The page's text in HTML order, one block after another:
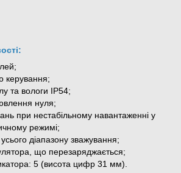
керування;
та вологи IP54;
нуля;
при нестабільному навантаженні у
режимі;
діапазону зважування;
що перезаряджається;
5 (висота цифр 31 мм).